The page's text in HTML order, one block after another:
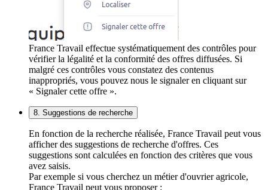
France Travail effectue systématiquement des contrôles pour
vérifier la légalité et la conformité des offres diffusées. Si
malgré ces contrôles vous constatez des contenus
inappropriés, vous pouvez nous le signaler en cliquant sur
« Signaler cette offre ».
8. Suggestions de recherche
En fonction de la recherche réalisée, France Travail peut vous
afficher des suggestions de recherche d'offres. Ces
suggestions sont calculées en fonction des critères que vous
avez saisis.
Par exemple si vous cherchez un métier d'ouvrier agricole,
France Travail peut vous proposer :